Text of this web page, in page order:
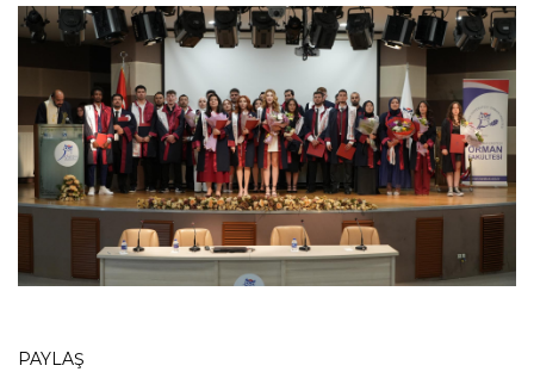
PAYLAŞ